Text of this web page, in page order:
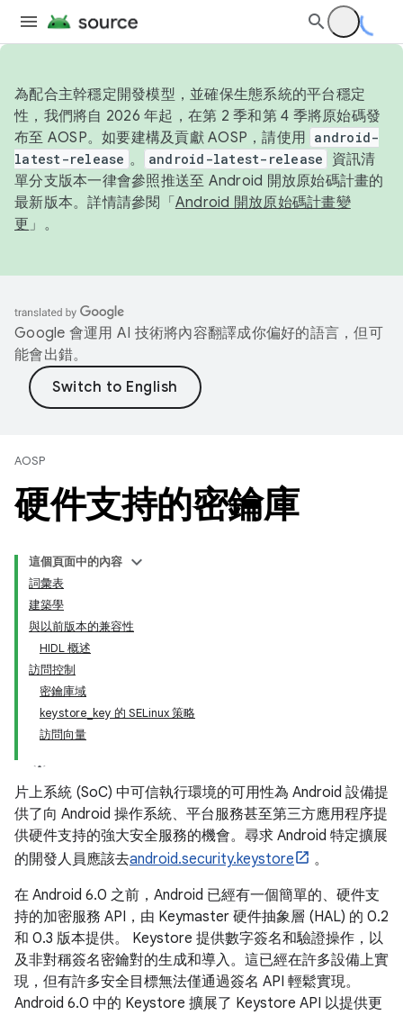
為配合主幹穩定開發模型，並確保生態系統的平台穩定
性，我們將自 2026 年起，在第 2 季和第 4 季將原始碼發
布至 AOSP。如要建構及貢獻 AOSP，請使用 android-
latest-release 。 android-latest-release
資訊清
單分支版本一律會參照推送至 Android 開放原始碼計畫的
最新版本。詳情請參閱「 Android 開放原始碼計畫變
更 」。
Google 會運用 AI 技術將內容翻譯成你偏好的語言，但可
能會出錯。
AOSP
硬件支持的密鑰庫
這個頁面中的內容
詞彙表
建築學
與以前版本的兼容性
HIDL 概述
訪問控制
密鑰庫域
keystore_key 的 SELinux 策略
訪問向量
片上系統 (SoC) 中可信執行環境的可用性為 Android 設備提
供了向 Android 操作系統、平台服務甚至第三方應用程序提
供硬件支持的強大安全服務的機會。尋求 Android 特定擴展
的開發人員應該去android.security.keystore
。
在 Android 6.0 之前，Android 已經有一個簡單的、硬件支
持的加密服務 API，由 Keymaster 硬件抽象層 (HAL) 的 0.2
和 0.3 版本提供。 Keystore 提供數字簽名和驗證操作，以
及非對稱簽名密鑰對的生成和導入。這已經在許多設備上實
現，但有許多安全目標無法僅通過簽名 API 輕鬆實現。
Android 6.0 中的 Keystore 擴展了 Keystore API 以提供更